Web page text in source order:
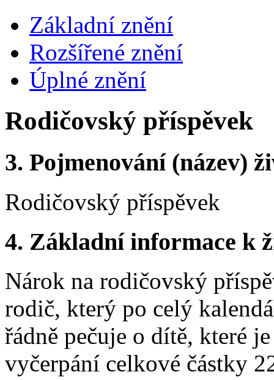
Základní znění
Rozšířené znění
Úplné znění
Rodičovský příspěvek
3. Pojmenování (název)
Rodičovský příspěvek
4. Základní informace k
Nárok na rodičovský
rodič, který po celý
řádně pečuje o dítě, které
vyčerpání celkové částky